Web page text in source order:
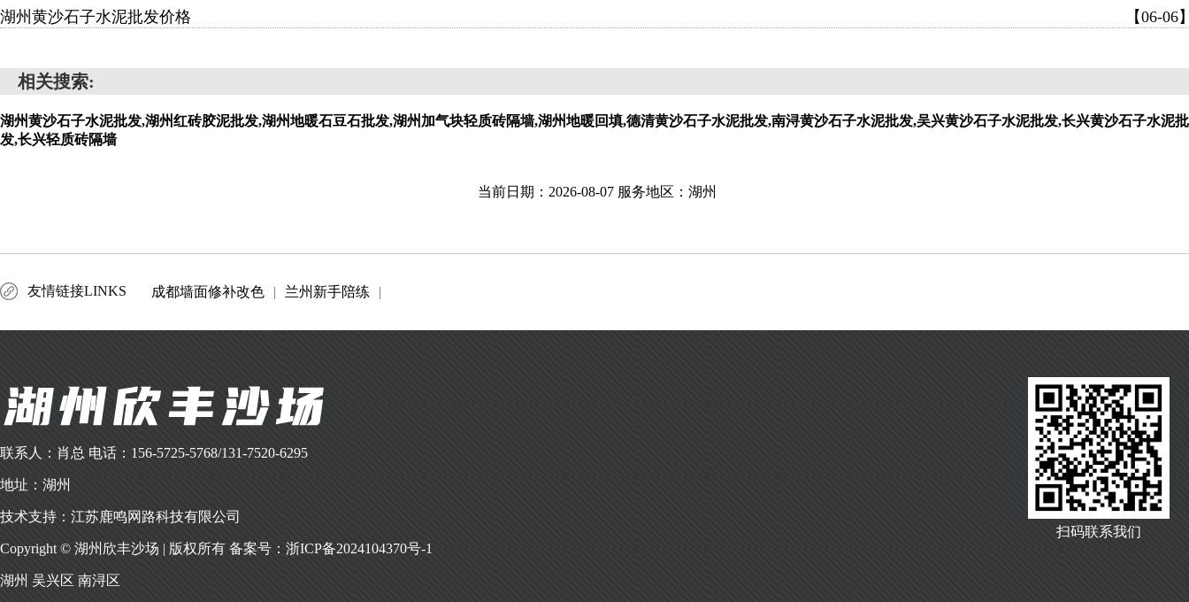
湖州黄沙石子水泥批发价格 【06-06
相关搜索:
湖州黄沙石子水泥批发,湖州红砖胶泥批发,湖州地暖石豆石批发,湖州加气块轻质砖隔墙,湖州地暖回填,德清黄沙石子水泥批发,南浔黄沙石子水泥批发,吴兴黄沙石子水泥批发,长兴黄沙石子水泥批
发,长兴轻质砖隔墙
当前日期：2026-08-07 服务地区：湖州
友情链接LINKS 成都墙面修补改色 | 兰州新手陪练 |
联系人：肖总 电话：156-5725-5768/131-7520-6295
地址：湖州
技术支持：江苏鹿鸣网路科技有限公司
Copyright © 湖州欣丰沙场 | 版权所有 备案号： 浙ICP备2024104370号-1
湖州 吴兴区 南浔区
扫码联系我们